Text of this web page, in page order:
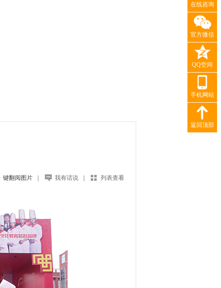
键翻阅图片 | 我有话说 | 列表查看
在线咨询
官方微信
QQ空间
手机网站
返回顶部